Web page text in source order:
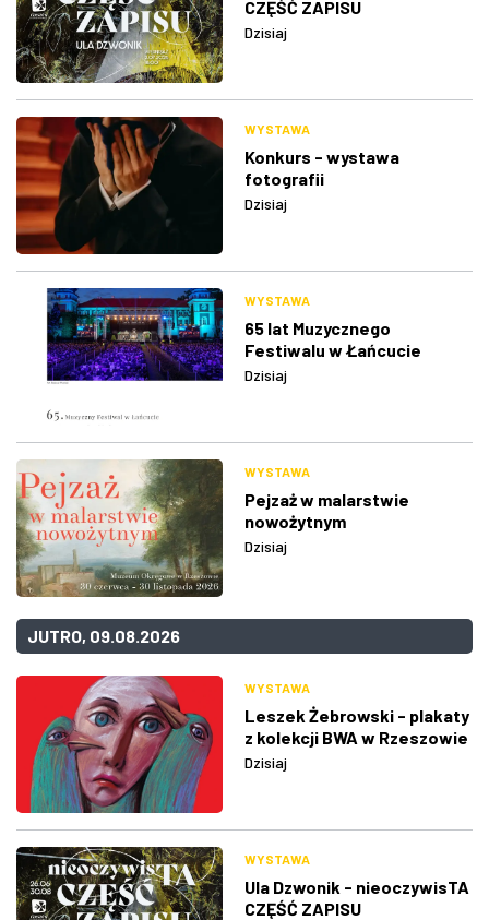
CZĘŚĆ ZAPISU
Dzisiaj
WYSTAWA
Konkurs - wystawa
fotografii
Dzisiaj
WYSTAWA
65 lat Muzycznego
Festiwalu w Łańcucie
Dzisiaj
WYSTAWA
Pejzaż w malarstwie
nowożytnym
Dzisiaj
JUTRO, 09.08.2026
WYSTAWA
Leszek Żebrowski - plakaty
z kolekcji BWA w Rzeszowie
Dzisiaj
WYSTAWA
Ula Dzwonik - nieoczywisTA
CZĘŚĆ ZAPISU